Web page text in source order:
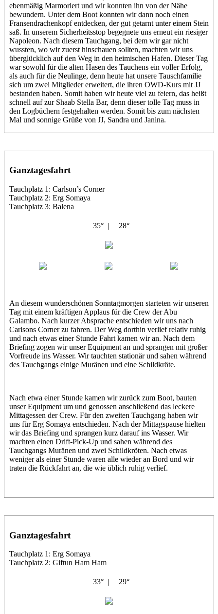
ebenmäßig Marmoriert und wir konnten ihn von der Nähe
bewundern. Unter dem Boot konnten wir dann noch einen
Fransendrachenkopf entdecken, der gut getarnt unter einem Stein
saß. In unserem Sicherheitsstop begegnete uns erneut ein riesiger
Napoleon. Nach diesem Tauchgang, bei dem wir gar nicht
wussten, wo wir zuerst hinschauen sollten, machten wir uns
überglücklich auf den Weg in den heimischen Hafen. Dieser Tag
war sowohl für die alten Hasen des Tauchens ein voller Erfolg,
als auch für die Neulinge, denn heute hat unsere Tauschfamilie
sich um zwei Mitglieder erweitert, die ihren OWD-Kurs mit JJ
bestanden haben. Somit haben wir heute viel zu feiern, das heißt
schnell auf zur Shaab Stella Bar, denn dieser tolle Tag muss in
den Logbüchern festgehalten werden. Somit bis zum nächsten
Mal und sonnige Grüße von JJ, Sandra und Janina.
Ganztagesfahrt
Tauchplatz 1: Carlson’s Corner
Tauchplatz 2: Erg Somaya
Tauchplatz 3: Balena
35° | 28°
An diesem wunderschönen Sonntagmorgen starteten wir unseren
Tag mit einem kräftigen Applaus für die Crew der Abu
Galambo. Nach kurzer Absprache entschieden wir uns nach
Carlsons Corner zu fahren. Der Weg dorthin verlief relativ ruhig
und nach etwas einer Stunde Fahrt kamen wir an. Nach dem
Briefing zogen wir unser Equipment an und sprangen mit großer
Vorfreude ins Wasser. Wir tauchten stationär und sahen während
des Tauchgangs einige Muränen und eine Schildkröte.
Nach etwa einer Stunde kamen wir zurück zum Boot, bauten
unser Equipment um und genossen anschließend das leckere
Mittagessen der Crew. Für den zweiten Tauchgang haben wir
uns für Erg Somaya entschieden. Nach der Mittagspause hielten
wir das Briefing und sprangen kurz darauf ins Wasser. Wir
machten einen Drift-Pick-Up und sahen während des
Tauchgangs Muränen und zwei Schildkröten. Nach etwas
weniger als einer Stunde waren alle wieder an Bord und wir
traten die Rückfahrt an, die wie üblich ruhig verlief.
Ganztagesfahrt
Tauchplatz 1: Erg Somaya
Tauchplatz 2: Giftun Ham Ham
33° | 29°